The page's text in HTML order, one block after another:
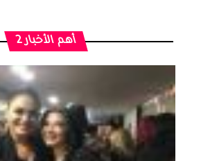
أهم الأخبار 2